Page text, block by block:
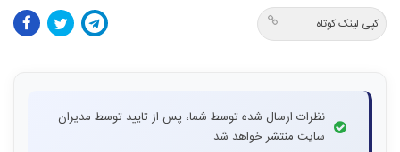
کپی لینک کوتاه
نظرات ارسال شده توسط شما، پس از تایید توسط مدیران
سایت منتشر خواهد شد.